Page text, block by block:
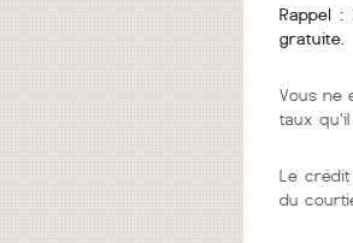
Rappel
gratuite.
Vous ne
taux
Le
du